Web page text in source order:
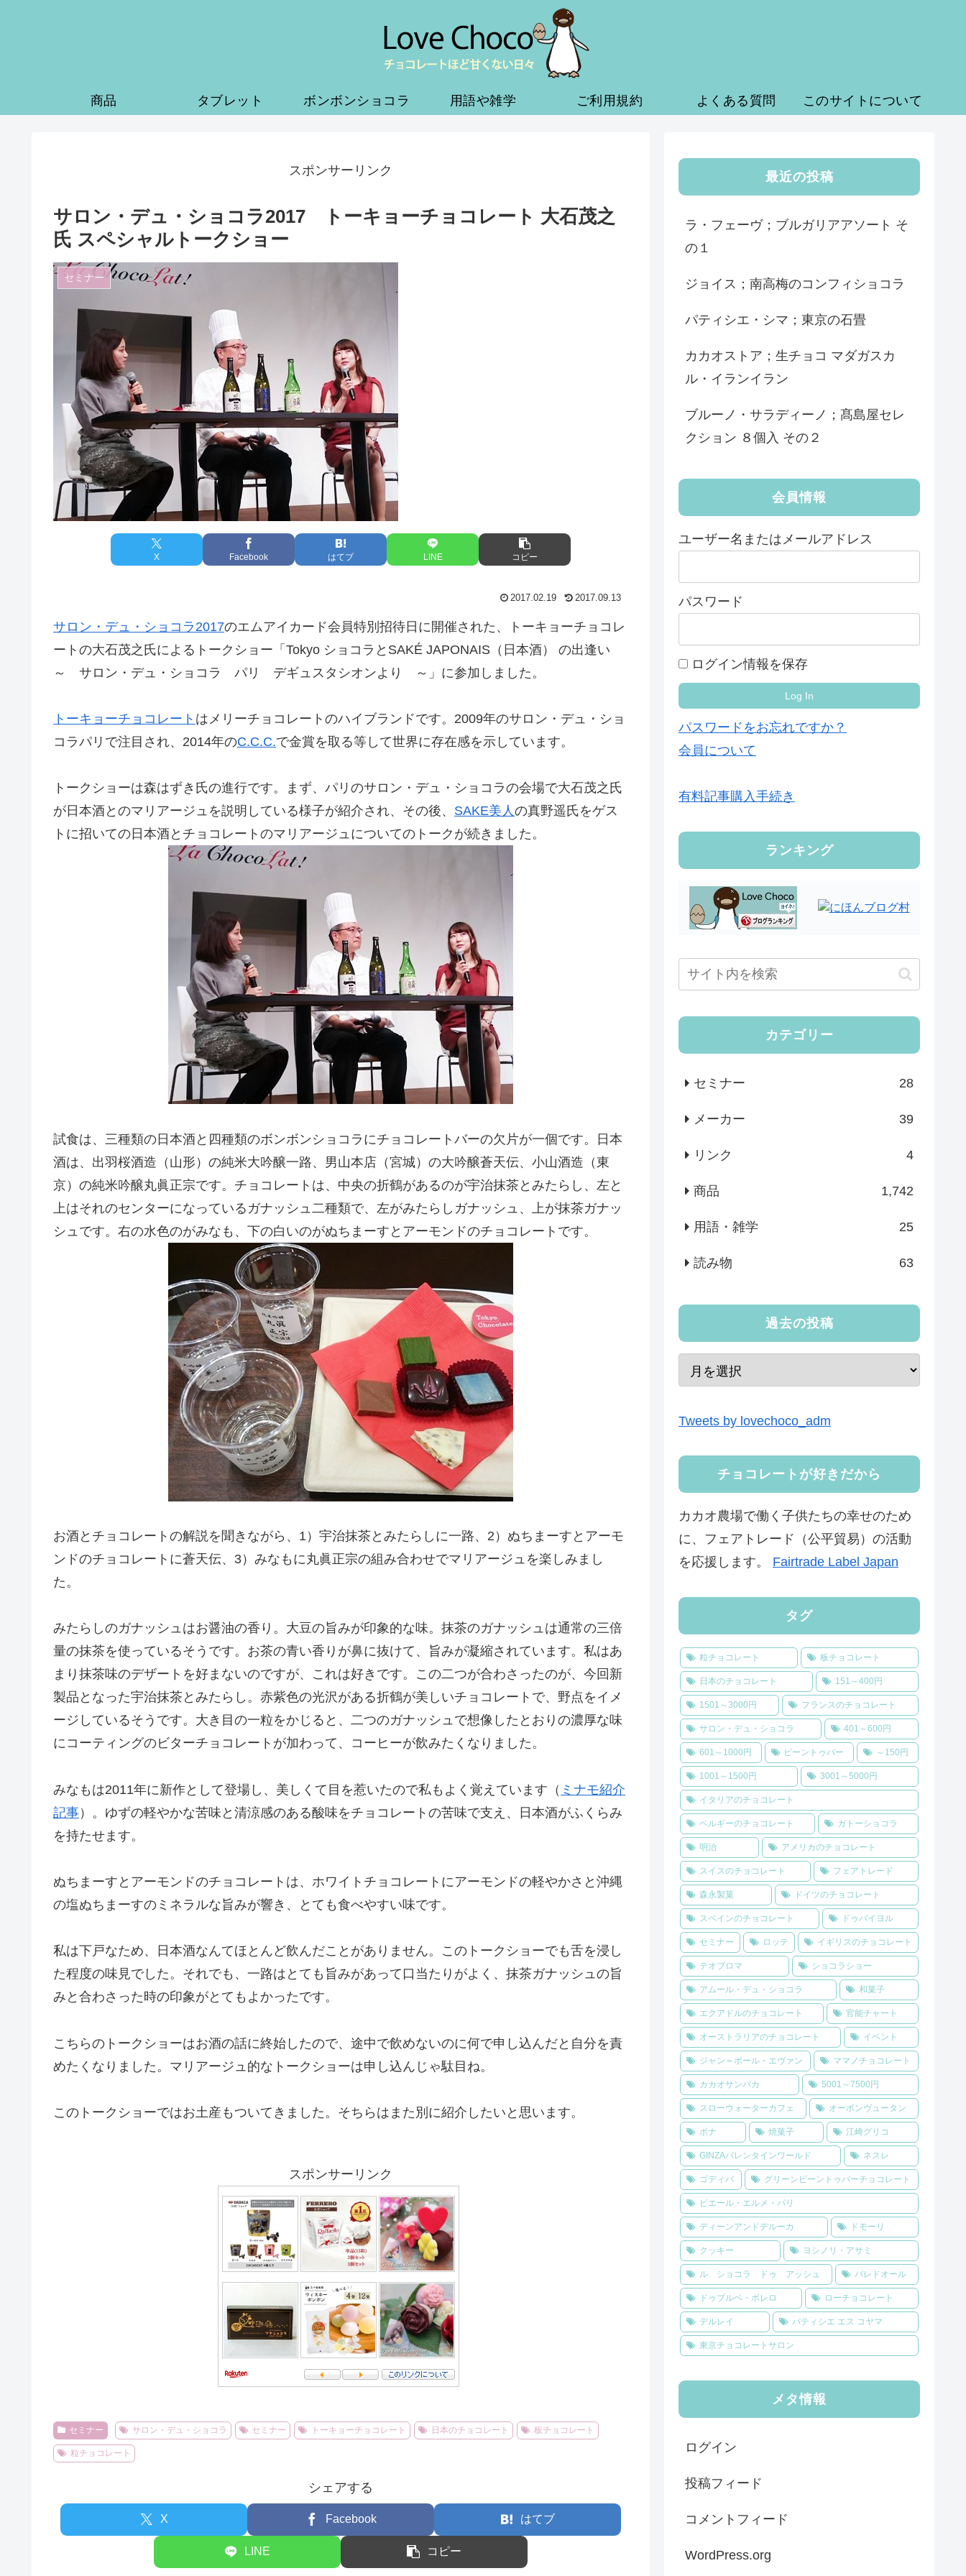
商品 タブレット ボンボンショコラ 用語や雑学 ご利用規約 よくある質問 このサイトについて
スポンサーリンク
サロン・デュ・ショコラ2017 トーキョーチョコレート 大石茂之
氏 スペシャルトークショー
セミナー
X Facebook はてブ LINE コピー
2017.02.19 2017.09.13
サロン・デュ・ショコラ2017のエムアイカード会員特別招待日に開催された、トーキョーチョコレ
ートの大石茂之氏によるトークショー「Tokyo ショコラとSAKÉ JAPONAIS（日本酒） の出逢い
～ サロン・デュ・ショコラ パリ デギュスタシオンより ～」に参加しました。
トーキョーチョコレート はメリーチョコレートのハイブランドです。2009年のサロン・デュ・ショ
コラパリで注目され、2014年のC.C.C.で金賞を取る等して世界に存在感を示しています。
トークショーは森はずき氏の進行です。まず、パリのサロン・デュ・ショコラの会場で大石茂之氏
が日本酒とのマリアージュを説明している様子が紹介され、その後、 SAKE美人の真野遥氏をゲス
トに招いての日本酒とチョコレートのマリアージュについてのトークが続きました。
試食は、三種類の日本酒と四種類のボンボンショコラにチョコレートバーの欠片が一個です。日本
酒は、出羽桜酒造（山形）の純米大吟醸一路、男山本店（宮城）の大吟醸蒼天伝、小山酒造（東
京）の純米吟醸丸眞正宗です。チョコレートは、中央の折鶴があるのが宇治抹茶とみたらし、左と
上はそれのセンターになっているガナッシュ二種類で、左がみたらしガナッシュ、上が抹茶ガナッ
シュです。右の水色のがみなも、下の白いのがぬちまーすとアーモンドのチョコレートです。
お酒とチョコレートの解説を聞きながら、1）宇治抹茶とみたらしに一路、2）ぬちまーすとアーモ
ンドのチョコレートに蒼天伝、3）みなもに丸眞正宗の組み合わせでマリアージュを楽しみまし
た。
みたらしのガナッシュはお醤油の香り。大豆の旨みが印象的な味。抹茶のガナッシュは通常の三倍
量の抹茶を使っているそうです。お茶の青い香りが鼻に抜けて、旨みが凝縮されています。私はあ
まり抹茶味のデザートを好まないのですが、これは好きです。この二つが合わさったのが、今回新
製品となった宇治抹茶とみたらし。赤紫色の光沢がある折鶴が美しいチョコレートで、野点をイメ
ージしているそうです。大き目の一粒をかじると、二つのガナッシュで想像したとおりの濃厚な味
にコーティングのビターチョコレートが加わって、コーヒーが飲みたくなりました。
みなもは2011年に新作として登場し、美しくて目を惹いたので私もよく覚えています（ ミナモ紹介
記事）。ゆずの軽やかな苦味と清涼感のある酸味をチョコレートの苦味で支え、日本酒がふくらみ
を持たせます。
ぬちまーすとアーモンドのチョコレートは、ホワイトチョコレートにアーモンドの軽やかさと沖縄
の塩ぬちまーすのミネラルな旨みが響き、とても食べやすい味です。
私は下戸なため、日本酒なんてほとんど飲んだことがありません。このトークショーでも舌を浸し
た程度の味見でした。それでも、一路はとても旨みがあって口当たりがよく、抹茶ガナッシュの旨
みと合わさった時の印象がとてもよかったです。
こちらのトークショーはお酒の話に終始したので、途中で飲めないのに何で申し込んだと自分を責
めたくなりました。マリアージュ的なトークショーは申し込んじゃ駄目ね。
このトークショーではお土産もついてきました。そちらはまた別に紹介したいと思います。
スポンサーリンク
セミナー サロン・デュ・ショコラ セミナー トーキョーチョコレート 日本のチョコレート 板チョコレート
粒チョコレート
シェアする
X Facebook はてブ
LINE コピー
最近の投稿
ラ・フェーヴ；ブルガリアアソート そ
の１
ジョイス；南高梅のコンフィショコラ
パティシエ・シマ；東京の石畳
カカオストア；生チョコ マダガスカ
ル・イランイラン
ブルーノ・サラディーノ；髙島屋セレ
クション ８個入 その２
会員情報
ユーザー名またはメールアドレス
パスワード
ログイン情報を保存
パスワードをお忘れですか？
会員について
有料記事購入手続き
ランキング
カテゴリー
セミナー 28
メーカー 39
リンク 4
商品 1,742
用語・雑学 25
読み物 63
過去の投稿
Tweets by lovechoco_adm
チョコレートが好きだから
カカオ農場で働く子供たちの幸せのため
に、フェアトレード（公平貿易）の活動
を応援します。 Fairtrade Label Japan
タグ
粒チョコレート 板チョコレート
日本のチョコレート 151～400円
1501～3000円 フランスのチョコレート
サロン・デュ・ショコラ 401～600円
601～1000円 ビーントゥバー ～150円
1001～1500円 3001～5000円
イタリアのチョコレート
ベルギーのチョコレート ガトーショコラ
明治 アメリカのチョコレート
スイスのチョコレート フェアトレード
森永製菓 ドイツのチョコレート
スペインのチョコレート ドゥバイヨル
セミナー ロッテ イギリスのチョコレート
テオブロマ ショコラショー
アムール・デュ・ショコラ 和菓子
エクアドルのチョコレート 官能チャート
オーストラリアのチョコレート イベント
ジャン＝ポール・エヴァン ママノチョコレート
カカオサンパカ 5001～7500円
スローウォーターカフェ オーボンヴュータン
ボナ 焼菓子 江崎グリコ
GINZAバレンタインワールド ネスレ
ゴディバ グリーンビーントゥバーチョコレート
ピエール・エルメ・パリ
ディーンアンドデルーカ ドモーリ
クッキー ヨシノリ・アサミ
ル ショコラ ドゥ アッシュ パレドオール
ドゥブルベ・ボレロ ローチョコレート
デルレイ パティシエ エス コヤマ
東京チョコレートサロン
メタ情報
ログイン
投稿フィード
コメントフィード
WordPress.org